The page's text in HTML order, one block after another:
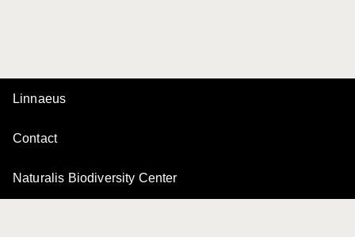
Linnaeus
Contact
Naturalis Biodiversity Center